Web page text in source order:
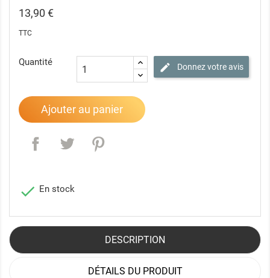
13,90 €
TTC
Quantité
Ajouter au panier
Donnez votre avis
 En stock
DESCRIPTION
DÉTAILS DU PRODUIT